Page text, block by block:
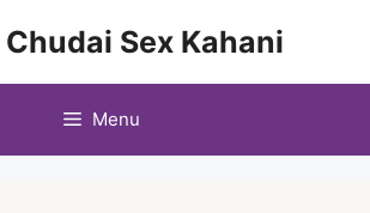
Sex Kahani
Menu